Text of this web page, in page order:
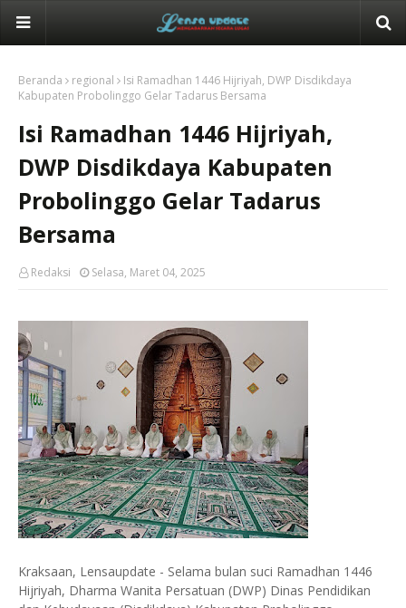
Beranda regional
Isi Ramadhan 1446 Hijriyah, DWP Disdikdaya
Kabupaten Probolinggo Gelar Tadarus Bersama
Isi Ramadhan 1446 Hijriyah,
DWP Disdikdaya Kabupaten
Probolinggo Gelar Tadarus
Bersama
Redaksi Selasa, Maret 04, 2025
Kraksaan, Lensaupdate - Selama bulan suci Ramadhan 1446
Hijriyah, Dharma Wanita Persatuan (DWP) Dinas Pendidikan